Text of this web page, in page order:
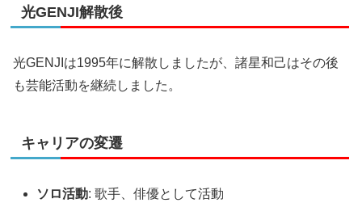
光GENJI解散後
光GENJIは1995年に解散しましたが、諸星和己はその後
も芸能活動を継続しました。
キャリアの変遷
ソロ活動: 歌手、俳優として活動